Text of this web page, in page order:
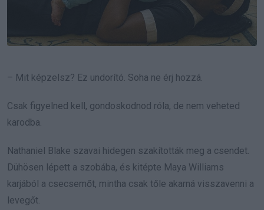
– Mit képzelsz? Ez undorító. Soha ne érj hozzá.
Csak figyelned kell, gondoskodnod róla, de nem veheted
karodba.
Nathaniel Blake szavai hidegen szakították meg a csendet.
Dühösen lépett a szobába, és kitépte Maya Williams
karjából a csecsemőt, mintha csak tőle akarná visszavenni a
levegőt.